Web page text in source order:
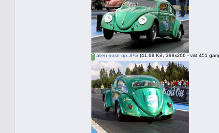
alien nose up.JPG (41.68 KB, 399x266 - vist 451